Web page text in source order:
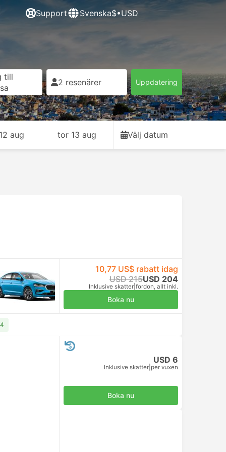
Support Svenska$•USD
till
2 resenärer Uppdatering
aug tor 13 aug Välj datum
10,77 US$ rabatt idag
USD 215USD 204
Inklusive skatter fordon, allt inkl.
Boka nu
USD 6
Inklusive skatter per vuxen
Boka nu